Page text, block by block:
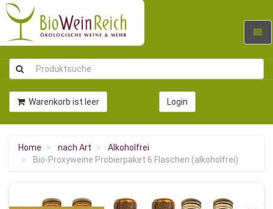
Warenkorb ist leer Login
Home nach Art
Alkoholfrei
Bio-Proxyweine Probierpaket 6 Flaschen (alkoholfrei)